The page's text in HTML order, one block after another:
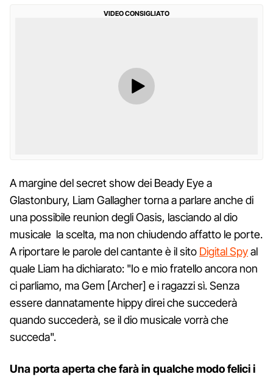
VIDEO CONSIGLIATO
A margine del secret show dei Beady Eye a
Glastonbury, Liam Gallagher torna a parlare anche di
una possibile reunion degli Oasis, lasciando al dio
musicale la scelta, ma non chiudendo affatto le porte.
A riportare le parole del cantante è il sito Digital Spyal
quale Liam ha dichiarato: "Io e mio fratello ancora non
ci parliamo, ma Gem [Archer] e i ragazzi sì. Senza
essere dannatamente hippy direi che succederà
quando succederà, se il dio musicale vorrà che
succeda".
Una porta aperta che farà in qualche modo felici i